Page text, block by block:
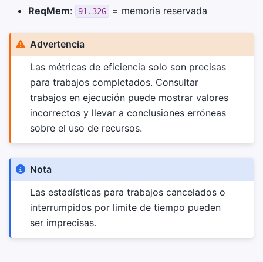
ReqMem: 91.32G = memoria reservada
Advertencia
Las métricas de eficiencia solo son precisas
para trabajos completados. Consultar
trabajos en ejecución puede mostrar valores
incorrectos y llevar a conclusiones erróneas
sobre el uso de recursos.
Nota
Las estadísticas para trabajos cancelados o
interrumpidos por limite de tiempo pueden
ser imprecisas.